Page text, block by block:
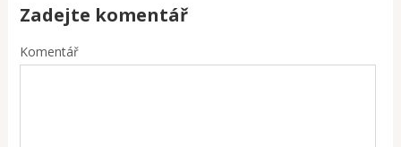
Zadejte komentář
Komentář